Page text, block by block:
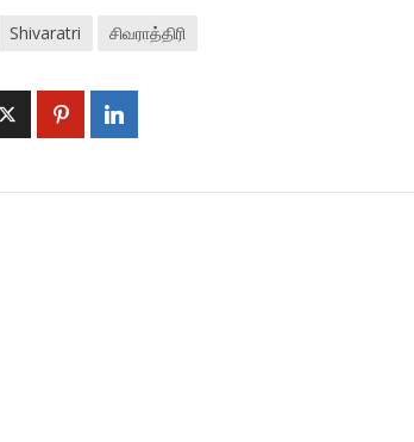
Shivaratri சிவராத்திரி